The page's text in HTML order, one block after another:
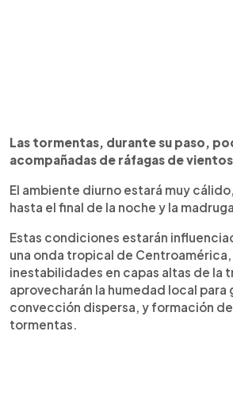
Las tormentas, durante su paso,
acompañadas de ráfagas de
El ambiente diurno estará muy
hasta el final de la noche y la
Estas condiciones estarán
una onda tropical de
inestabilidades en capas altas de la
aprovecharán la humedad local para
convección dispersa, y formación
tormentas.